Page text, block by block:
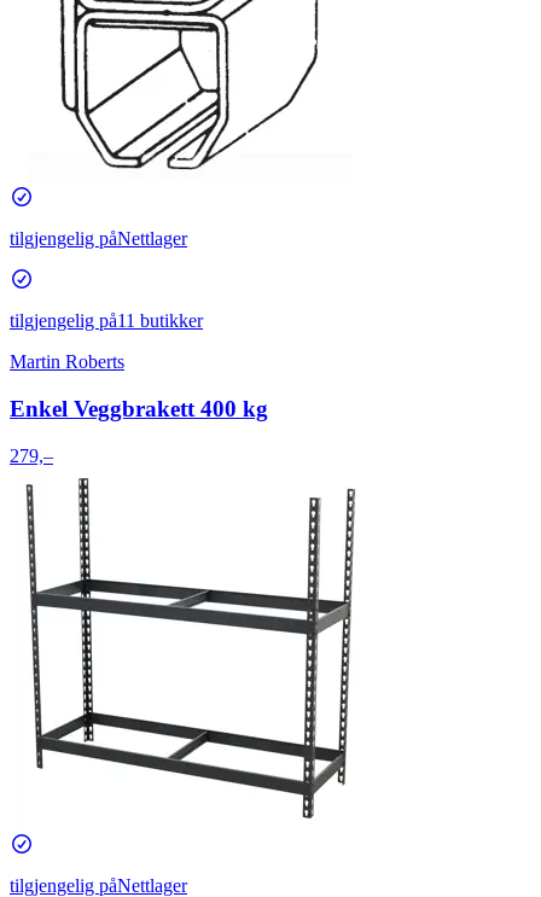
tilgjengelig påNettlager
tilgjengelig på11 butikker
Martin Roberts
Enkel Veggbrakett 400 kg
279,–
tilgjengelig påNettlager